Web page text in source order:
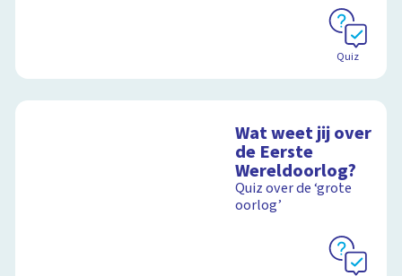
Quiz
Wat weet jij over
de Eerste
Wereldoorlog?
Quiz over de ‘grote
oorlog’